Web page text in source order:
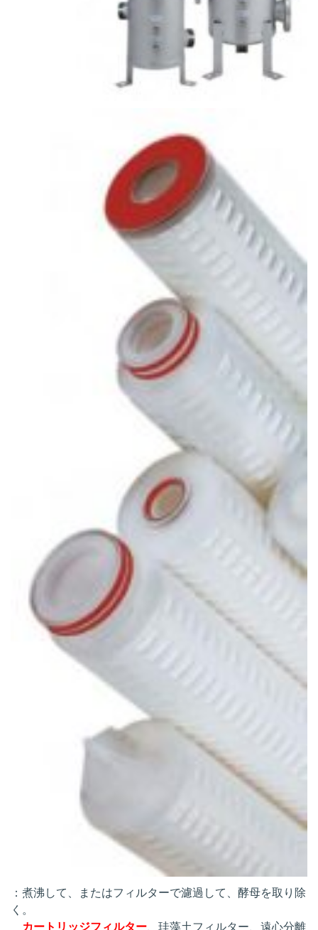
：煮沸して、またはフィルターで濾過して、酵母を取り除
く。
カートリッジフィルター、珪藻土フィルター、遠心分離